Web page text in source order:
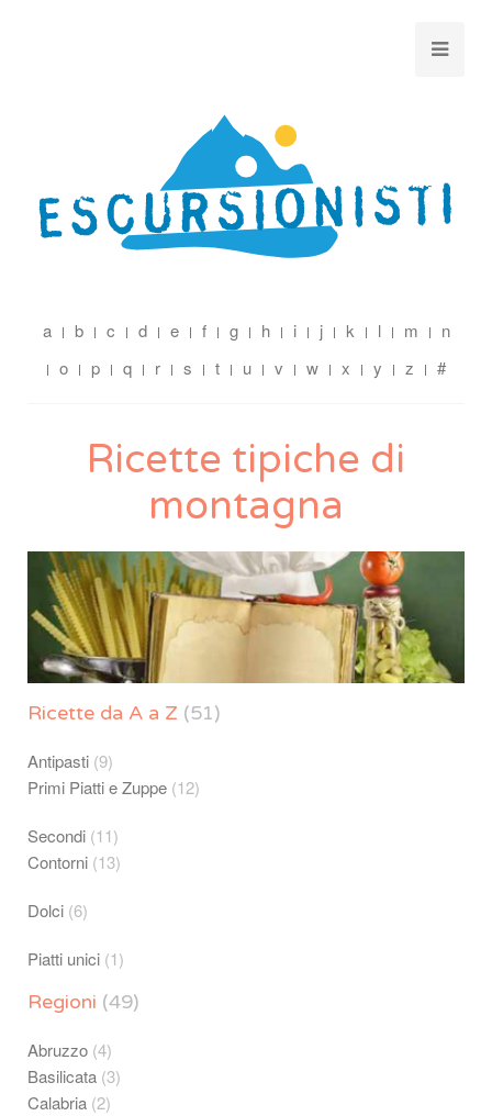
a b c d e f g h i j k l m
n
o
p q r s t u v w x y z #
Ricette tipiche di
montagna
Ricette da A a Z (51)
Antipasti (9)
Primi Piatti e Zuppe (12)
Secondi (11)
Contorni (13)
Dolci (6)
Piatti unici (1)
Regioni (49)
Abruzzo (4)
Basilicata (3)
Calabria (2)